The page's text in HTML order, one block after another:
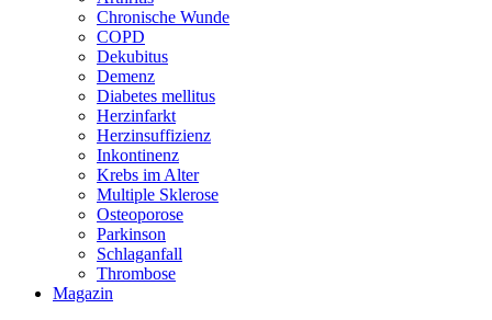
Chronische Wunde
COPD
Dekubitus
Demenz
Diabetes mellitus
Herzinfarkt
Herzinsuffizienz
Inkontinenz
Krebs im Alter
Multiple Sklerose
Osteoporose
Parkinson
Schlaganfall
Thrombose
Magazin